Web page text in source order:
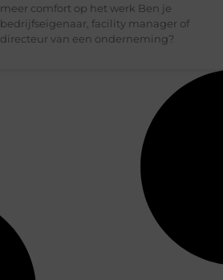
meer comfort op het werk Ben je
bedrijfseigenaar, facility manager of
directeur van een onderneming?